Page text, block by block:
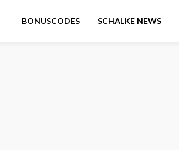
BONUSCODES SCHALKE NEWS